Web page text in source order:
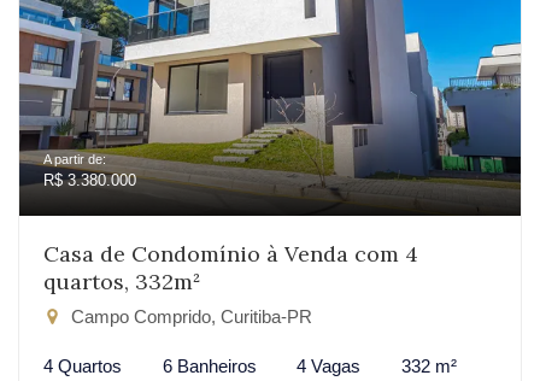
A partir de:
R$ 3.380.000
Casa de Condomínio à Venda com 4
quartos, 332m²
Campo Comprido, Curitiba-PR
4 Quartos 6 Banheiros 4 Vagas 332 m²